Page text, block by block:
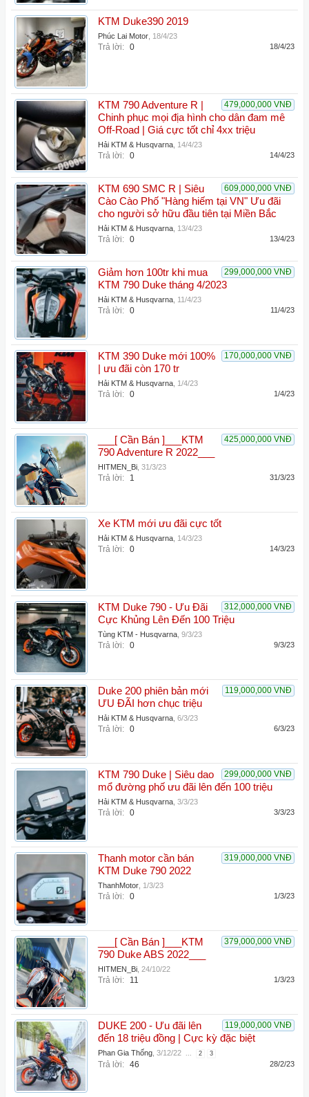
KTM Duke390 2019
Phúc Lai Motor 18/4/23
Trả lời: 0 18/4/23
479,000,000 VNĐ
KTM 790 Adventure R |
Chinh phục mọi địa hình cho dân đam mê
Off-Road | Giá cực tốt chỉ 4xx triệu
Hải KTM & Husqvarna 14/4/23
Trả lời: 0 14/4/23
609,000,000 VNĐ
KTM 690 SMC R | Siêu
Cào Cào Phố "Hàng hiếm tại VN" Ưu đãi
cho người sở hữu đầu tiên tại Miền Bắc
Hải KTM & Husqvarna 13/4/23
Trả lời: 0 13/4/23
299,000,000 VNĐ
Giảm hơn 100tr khi mua
KTM 790 Duke tháng 4/2023
Hải KTM & Husqvarna 11/4/23
Trả lời: 0 11/4/23
170,000,000 VNĐ
KTM 390 Duke mới 100%
| ưu đãi còn 170 tr
Hải KTM & Husqvarna 1/4/23
Trả lời: 0 1/4/23
425,000,000 VNĐ
___[ Cần Bán ]___KTM
790 Adventure R 2022___
HITMEN_Bi 31/3/23
Trả lời: 1 31/3/23
Xe KTM mới ưu đãi cực tốt
Hải KTM & Husqvarna 14/3/23
Trả lời: 0 14/3/23
312,000,000 VNĐ
KTM Duke 790 - Ưu Đãi
Cực Khủng Lên Đến 100 Triệu
Tùng KTM - Husqvarna 9/3/23
Trả lời: 0 9/3/23
119,000,000 VNĐ
Duke 200 phiên bản mới
ƯU ĐÃI hơn chục triệu
Hải KTM & Husqvarna 6/3/23
Trả lời: 0 6/3/23
299,000,000 VNĐ
KTM 790 Duke | Siêu dao
mổ đường phố ưu đãi lên đến 100 triệu
Hải KTM & Husqvarna 3/3/23
Trả lời: 0 3/3/23
319,000,000 VNĐ
Thanh motor cần bán
KTM Duke 790 2022
ThanhMotor 1/3/23
Trả lời: 0 1/3/23
379,000,000 VNĐ
___[ Cần Bán ]___KTM
790 Duke ABS 2022___
HITMEN_Bi 24/10/22
Trả lời: 11 1/3/23
119,000,000 VNĐ
DUKE 200 - Ưu đãi lên
đến 18 triệu đồng | Cực kỳ đặc biệt
Phan Gia Thống 3/12/22 ... 2 3
Trả lời: 46 28/2/23